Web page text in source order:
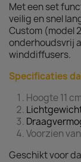
Met een set
veilig en snel
Custom (model
onderhoudsvrij
winddiffusers.
Specificaties
Hoogte 11
Voorzien
Geschikt voor